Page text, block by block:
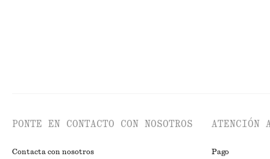
PONTE EN CONTACTO CON NOSOTROS
Contacta con nosotros
ATENCIÓN
Pago